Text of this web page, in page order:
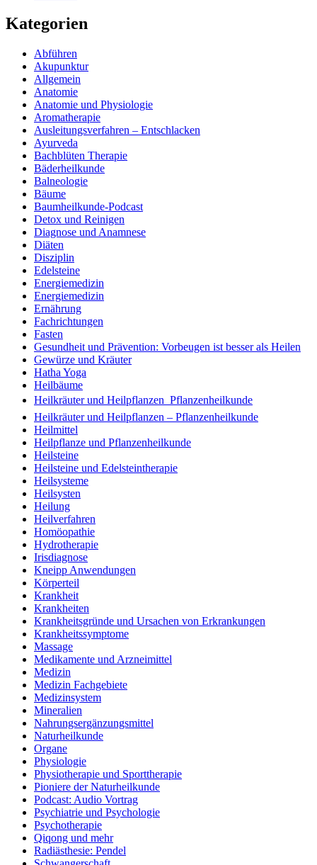
Kategorien
Abführen
Akupunktur
Allgemein
Anatomie
Anatomie und Physiologie
Aromatherapie
Ausleitungsverfahren – Entschlacken
Ayurveda
Bachblüten Therapie
Bäderheilkunde
Balneologie
Bäume
Baumheilkunde-Podcast
Detox und Reinigen
Diagnose und Anamnese
Diäten
Disziplin
Edelsteine
Energiemedizin
Energiemedizin
Ernährung
Fachrichtungen
Fasten
Gesundheit und Prävention: Vorbeugen ist besser als Heilen
Gewürze und Kräuter
Hatha Yoga
Heilbäume
Heilkräuter und Heilpflanzen  Pflanzenheilkunde
Heilkräuter und Heilpflanzen – Pflanzenheilkunde
Heilmittel
Heilpflanze und Pflanzenheilkunde
Heilsteine
Heilsteine und Edelsteintherapie
Heilsysteme
Heilsysten
Heilung
Heilverfahren
Homöopathie
Hydrotherapie
Irisdiagnose
Kneipp Anwendungen
Körperteil
Krankheit
Krankheiten
Krankheitsgründe und Ursachen von Erkrankungen
Krankheitssymptome
Massage
Medikamente und Arzneimittel
Medizin
Medizin Fachgebiete
Medizinsystem
Mineralien
Nahrungsergänzungsmittel
Naturheilkunde
Organe
Physiologie
Physiotherapie und Sporttherapie
Pioniere der Naturheilkunde
Podcast: Audio Vortrag
Psychiatrie und Psychologie
Psychotherapie
Qiqong und mehr
Radiästhesie: Pendel